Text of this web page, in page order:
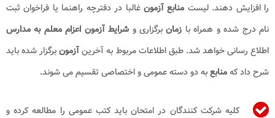
را افزایش دهند. لیست منابع آزمونغالبا در دفترچه راهنما یا فراخوان ثبت
نام درج شده و همراه با زمان برگزاری و شرایط آزمون اعزام معلم به مدارس
اطلاع رسانی خواهد شد. طبق اطلاعات مربوط به آخرینآزمونبرگزار شده باید
شرح داد کهمنابعبه دو دسته عمومی و اختصاصی تقسیم می شوند.
کلیه شرکت کنندگان در امتحان باید کتب عمومی را مطالعه کرده و